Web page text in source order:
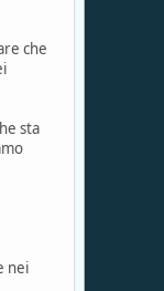
che
sta
nei